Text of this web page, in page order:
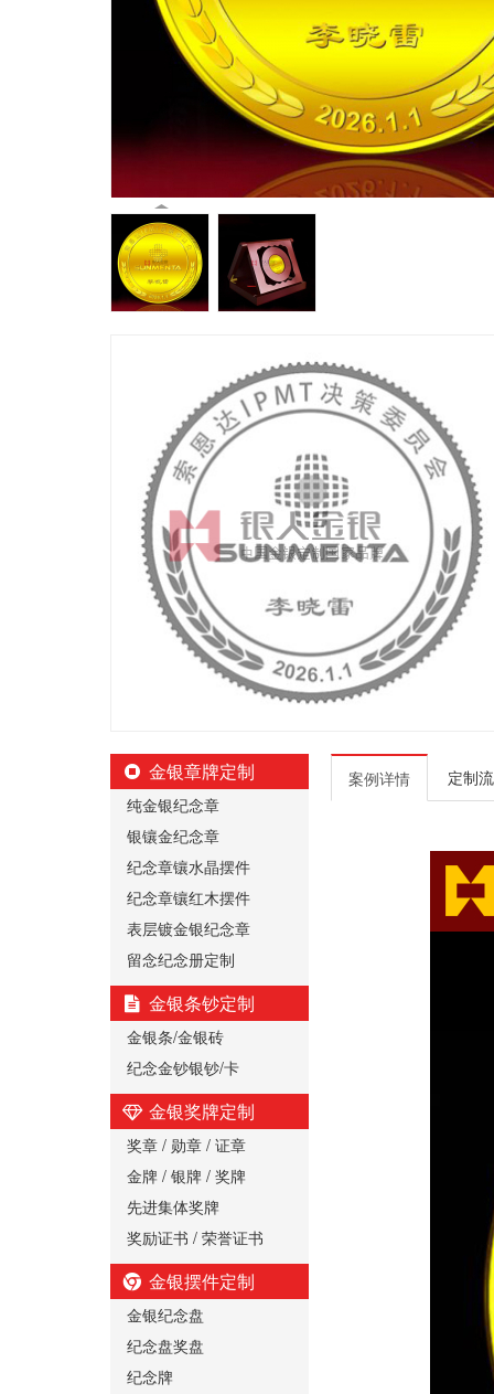
金银章牌定制
纯金银纪念章
银镶金纪念章
纪念章镶水晶摆件
纪念章镶红木摆件
表层镀金银纪念章
留念纪念册定制
金银条钞定制
金银条/金银砖
纪念金钞银钞/卡
金银奖牌定制
奖章 / 勋章 / 证章
金牌 / 银牌 / 奖牌
先进集体奖牌
奖励证书 / 荣誉证书
金银摆件定制
金银纪念盘
纪念盘奖盘
纪念牌
案例详情 定制